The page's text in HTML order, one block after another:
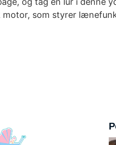
motor, som styrer